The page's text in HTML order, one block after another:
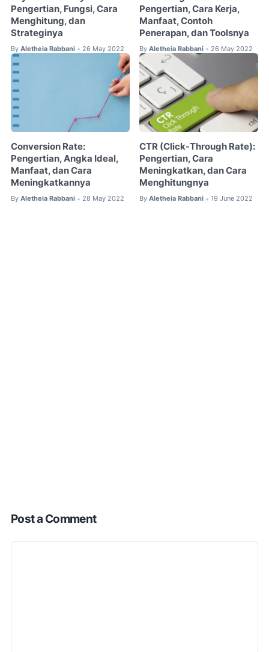
Pengertian, Fungsi, Cara
Menghitung, dan
Strateginya
By Aletheia Rabbani • 26 May 2022
Pengertian, Cara Kerja,
Manfaat, Contoh
Penerapan, dan Toolsnya
By Aletheia Rabbani • 26 May 2022
Conversion Rate:
Pengertian, Angka Ideal,
Manfaat, dan Cara
Meningkatkannya
By Aletheia Rabbani • 28 May 2022
CTR (Click-Through Rate):
Pengertian, Cara
Meningkatkan, dan Cara
Menghitungnya
By Aletheia Rabbani • 19 June 2022
Post a Comment